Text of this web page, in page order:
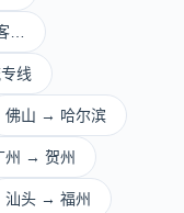
…
线
佛山 → 哈尔滨
州 → 贺州
汕头 → 福州